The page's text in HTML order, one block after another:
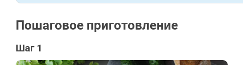
Пошаговое приготовление
Шаг 1